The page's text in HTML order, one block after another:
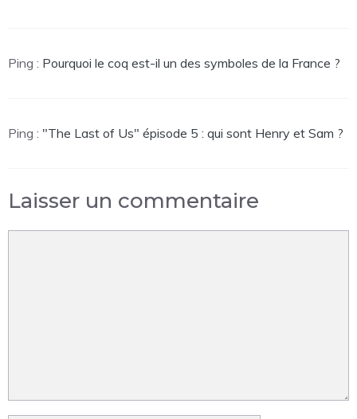
Ping : Pourquoi le coq est-il un des symboles de la France ?
Ping : "The Last of Us" épisode 5 : qui sont Henry et Sam ?
Laisser un commentaire